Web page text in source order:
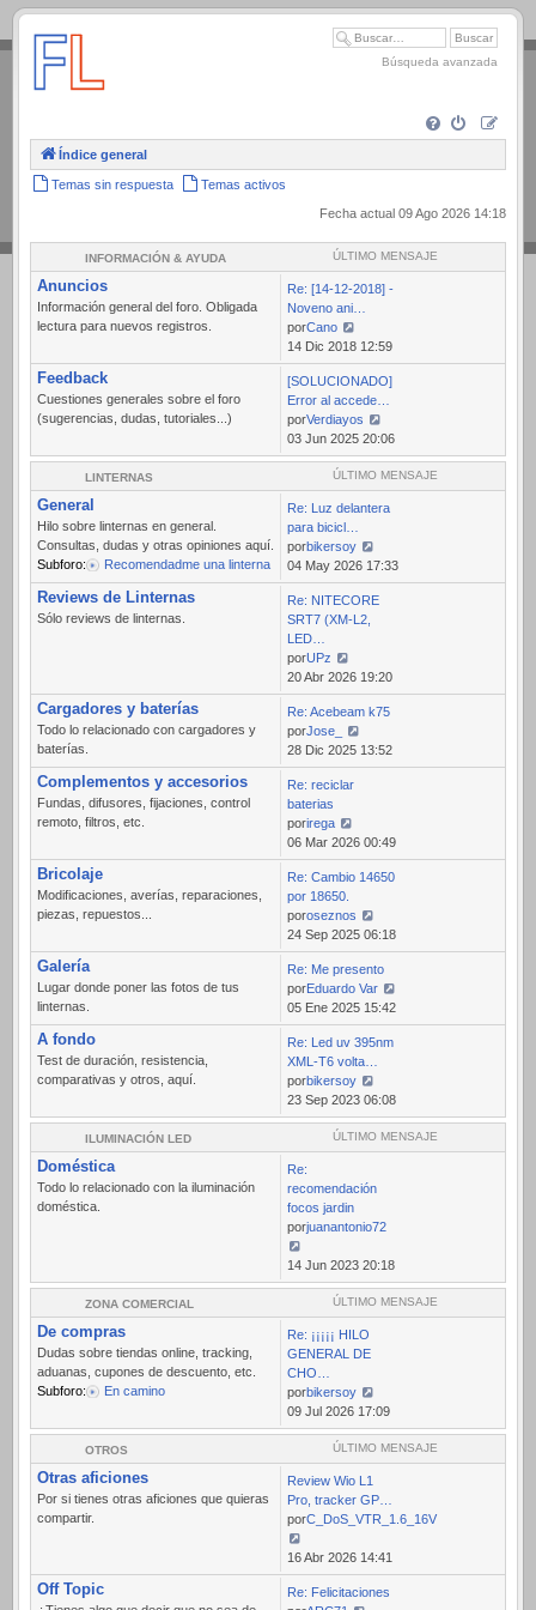
.
Búsqueda avanzada
Índice general
Temas sin respuesta
Temas activos
Fecha actual 09 Ago 2026 14:18
INFORMACIÓN & AYUDA ÚLTIMO MENSAJE
Anuncios
Información general del foro. Obligada
lectura para nuevos registros.
Re: [14-12-2018] -
Noveno ani…
porCano
Ver
último
mensaje
14 Dic 2018 12:59
Feedback
Cuestiones generales sobre el foro
(sugerencias, dudas, tutoriales...)
[SOLUCIONADO]
Error al accede…
porVerdiayos
Ver
último
mensaje
03 Jun 2025 20:06
LINTERNAS ÚLTIMO MENSAJE
General
Hilo sobre linternas en general.
Consultas, dudas y otras opiniones aquí.
Subforo:
Recomendadme una linterna
Re: Luz delantera
para bicicl…
porbikersoy
Ver
último
mensaje
04 May 2026 17:33
Reviews de Linternas
Sólo reviews de linternas.
Re: NITECORE
SRT7 (XM-L2,
LED…
porUPz
Ver
último
mensaje
20 Abr 2026 19:20
Cargadores y baterías
Todo lo relacionado con cargadores y
baterías.
Re: Acebeam k75
porJose_
Ver
último
mensaje
28 Dic 2025 13:52
Complementos y accesorios
Fundas, difusores, fijaciones, control
remoto, filtros, etc.
Re: reciclar
baterias
porirega
Ver
último
mensaje
06 Mar 2026 00:49
Bricolaje
Modificaciones, averías, reparaciones,
piezas, repuestos...
Re: Cambio 14650
por 18650.
poroseznos
Ver
último
mensaje
24 Sep 2025 06:18
Galería
Lugar donde poner las fotos de tus
linternas.
Re: Me presento
porEduardo Var
Ver
último
mensaje
05 Ene 2025 15:42
A fondo
Test de duración, resistencia,
comparativas y otros, aquí.
Re: Led uv 395nm
XML-T6 volta…
porbikersoy
Ver
último
mensaje
23 Sep 2023 06:08
ILUMINACIÓN LED ÚLTIMO MENSAJE
Doméstica
Todo lo relacionado con la iluminación
doméstica.
Re:
recomendación
focos jardin
porjuanantonio72
Ver
último
mensaje
14 Jun 2023 20:18
ZONA COMERCIAL ÚLTIMO MENSAJE
De compras
Dudas sobre tiendas online, tracking,
aduanas, cupones de descuento, etc.
Subforo:
En camino
Re: ¡¡¡¡¡ HILO
GENERAL DE
CHO…
porbikersoy
Ver
último
mensaje
09 Jul 2026 17:09
OTROS ÚLTIMO MENSAJE
Otras aficiones
Por si tienes otras aficiones que quieras
compartir.
Review Wio L1
Pro, tracker GP…
porC_DoS_VTR_1.6_16V
Ver
último
mensaje
16 Abr 2026 14:41
Off Topic
Re: Felicitaciones